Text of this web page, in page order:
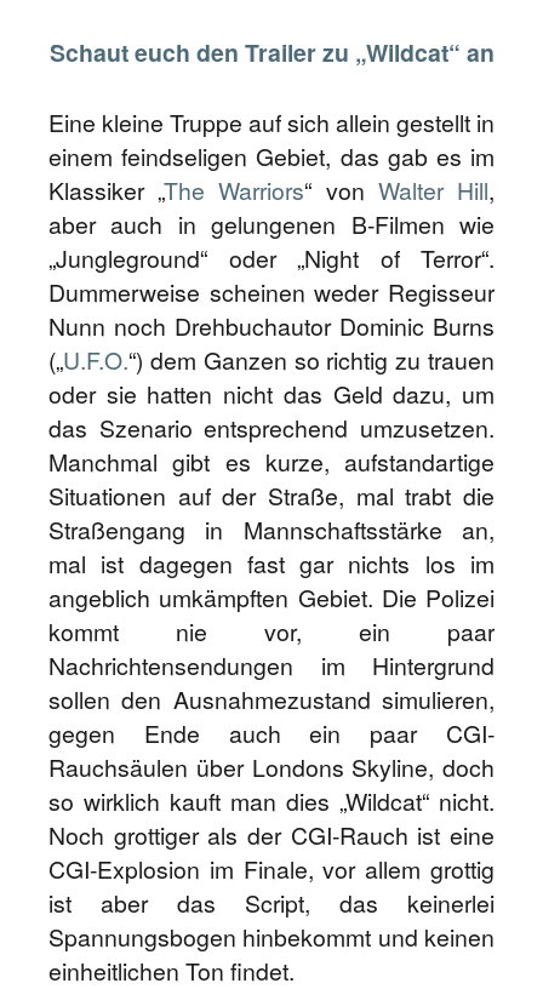
Schaut euch den Trailer zu „Wildcat“ an
Eine kleine Truppe auf sich allein gestellt in
einem feindseligen Gebiet, das gab es im
Klassiker „The Warriors“ von Walter Hill,
aber auch in gelungenen B-Filmen wie
„Jungleground“ oder „Night of Terror“.
Dummerweise scheinen weder Regisseur
Nunn noch Drehbuchautor Dominic Burns
(„U.F.O.“) dem Ganzen so richtig zu trauen
oder sie hatten nicht das Geld dazu, um
das Szenario entsprechend umzusetzen.
Manchmal gibt es kurze, aufstandartige
Situationen auf der Straße, mal trabt die
Straßengang in Mannschaftsstärke an,
mal ist dagegen fast gar nichts los im
angeblich umkämpften Gebiet. Die Polizei
kommt nie vor, ein paar
Nachrichtensendungen im Hintergrund
sollen den Ausnahmezustand simulieren,
gegen Ende auch ein paar CGI-
Rauchsäulen über Londons Skyline, doch
so wirklich kauft man dies „Wildcat“ nicht.
Noch grottiger als der CGI-Rauch ist eine
CGI-Explosion im Finale, vor allem grottig
ist aber das Script, das keinerlei
Spannungsbogen hinbekommt und keinen
einheitlichen Ton findet.